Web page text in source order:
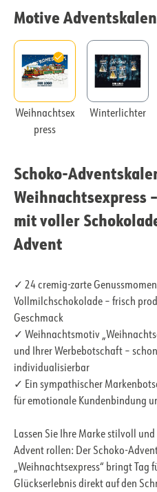
Motive
Weihnachtsex
press
Winterlichter
Schoko-
Weihnachtsexpress
mit voller
Advent
✓ 24 cremig-zarte
Vollmilchschokolade – frisch
Geschmack
✓ Weihnachtsmotiv
und Ihrer Werbebotschaft –
individualisierbar
✓ Ein sympathischer
für emotionale Kundenbindung
Lassen Sie Ihre Marke stilvoll
Advent rollen: Der Schoko-
„Weihnachtsexpress“ bringt Tag
Glückserlebnis direkt auf den